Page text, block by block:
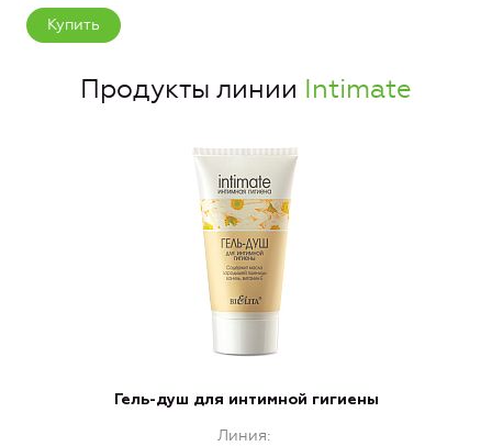
Купить
Продукты линии Intimate
Гель-душ для интимной гигиены
Линия